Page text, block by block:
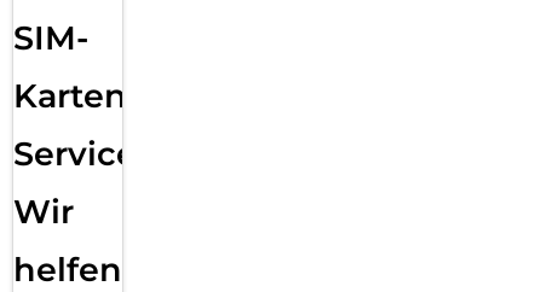
Podcasts und kontaktiere den Notruf – alles ohne dein
iPhone. Und jetzt bist du mit schnellem 5G unterwegs noch
SIM-
Karten
Service:
Wir
helfen